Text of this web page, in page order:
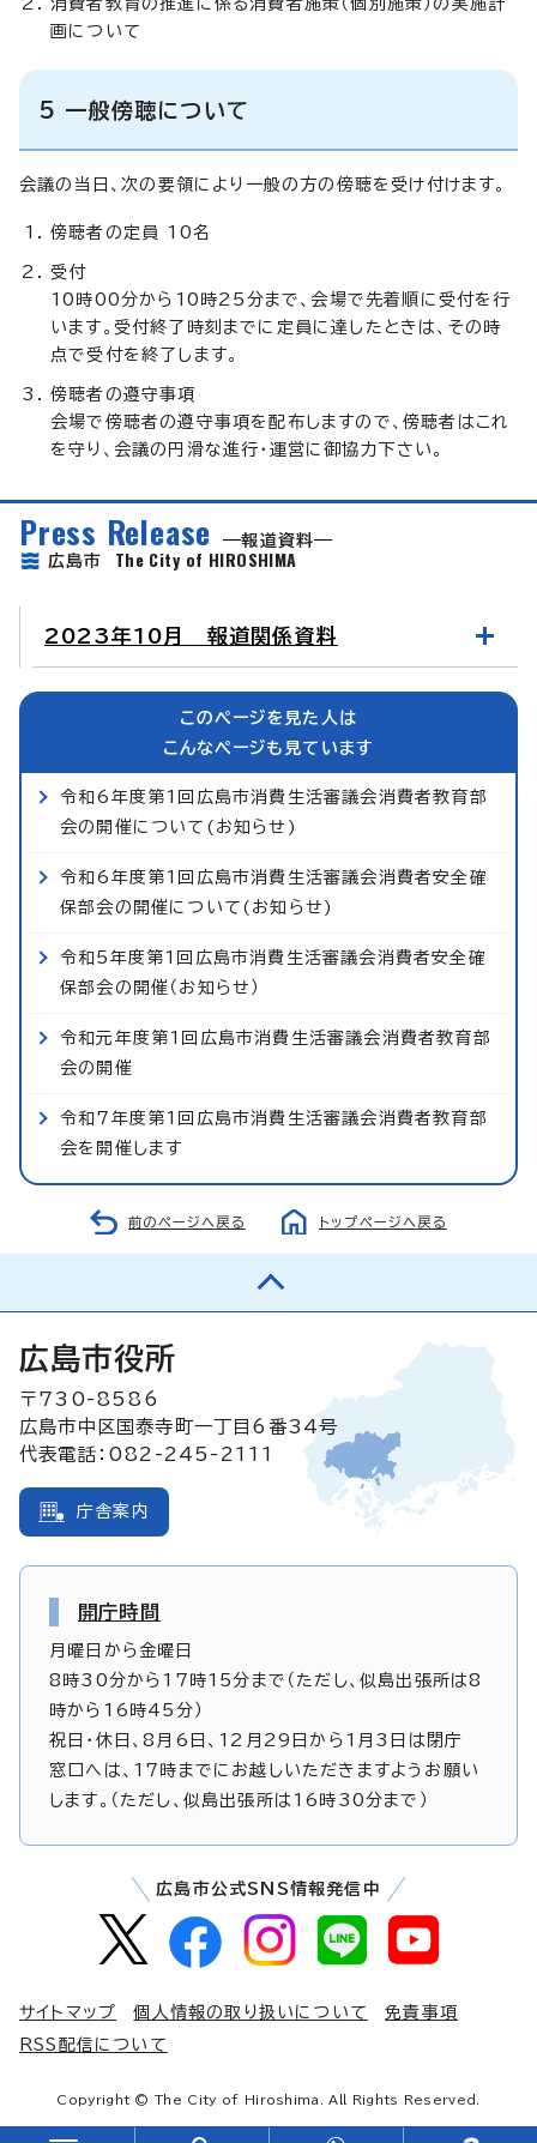
画について
5 一般傍聴について
会議の当日、次の要領により一般の方の傍聴を受け付けます。
傍聴者の定員 10名
受付
10時00分から10時25分まで、会場で先着順に受付を行
います。受付終了時刻までに定員に達したときは、その時
点で受付を終了します。
傍聴者の遵守事項
会場で傍聴者の遵守事項を配布しますので、傍聴者はこれ
を守り、会議の円滑な進行・運営に御協力下さい。
Press Release
報道資料
広島市 The City of HIROSHIMA
2023年10月 報道関係資料
このページを見た人は
こんなページも見ています
令和6年度第1回広島市消費生活審議会消費者教育部
会の開催について(お知らせ)
令和6年度第1回広島市消費生活審議会消費者安全確
保部会の開催について(お知らせ)
令和5年度第1回広島市消費生活審議会消費者安全確
保部会の開催（お知らせ）
令和元年度第1回広島市消費生活審議会消費者教育部
会の開催
令和7年度第1回広島市消費生活審議会消費者教育部
会を開催します
前のページへ戻る トップページへ戻る
広島市役所
〒730-8586
広島市中区国泰寺町一丁目6番34号
代表電話：082-245-2111
庁舎案内
開庁時間
月曜日から金曜日
8時30分から17時15分まで（ただし、似島出張所は8
時から16時45分）
祝日・休日、8月6日、12月29日から1月3日は閉庁
窓口へは、17時までにお越しいただきますようお願い
します。（ただし、似島出張所は16時30分まで）
広島市公式SNS情報発信中
サイトマップ 個人情報の取り扱いについて
免責事項
RSS配信について
Copyright © The City of Hiroshima. All Rights Reserved.